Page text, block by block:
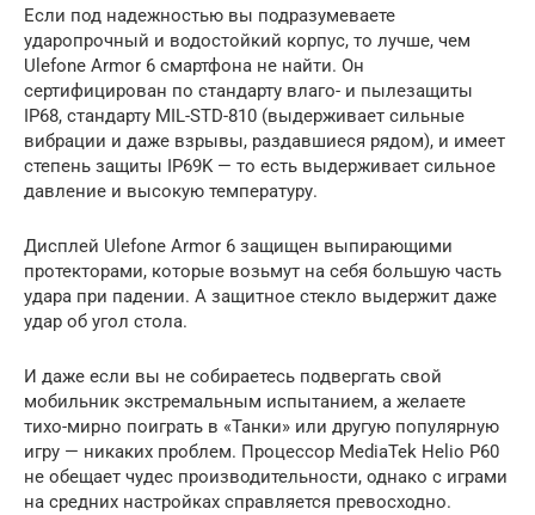
Если под надежностью вы подразумеваете
ударопрочный и водостойкий корпус, то лучше, чем
Ulefone Armor 6 смартфона не найти. Он
сертифицирован по стандарту влаго- и пылезащиты
IP68, стандарту MIL-STD-810 (выдерживает сильные
вибрации и даже взрывы, раздавшиеся рядом), и имеет
степень защиты IP69K — то есть выдерживает сильное
давление и высокую температуру.
Дисплей Ulefone Armor 6 защищен выпирающими
протекторами, которые возьмут на себя большую часть
удара при падении. А защитное стекло выдержит даже
удар об угол стола.
И даже если вы не собираетесь подвергать свой
мобильник экстремальным испытанием, а желаете
тихо-мирно поиграть в «Танки» или другую популярную
игру — никаких проблем. Процессор MediaTek Helio P60
не обещает чудес производительности, однако с играми
на средних настройках справляется превосходно.